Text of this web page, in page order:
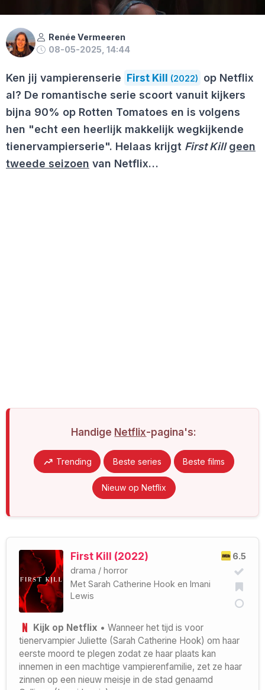
Renée Vermeeren
08-05-2025, 14:44
Ken jij vampierenserie First Kill (2022)
op Netflix
al? De romantische serie scoort vanuit kijkers
bijna 90% op Rotten Tomatoes en is volgens
hen "echt een heerlijk makkelijk wegkijkende
tienervampierserie". Helaas krijgt First Kill geen
tweede seizoen van Netflix…
Handige Netflix-pagina's:
Trending Beste series Beste films
Nieuw op Netflix
6.5
First Kill (2022)
drama / horror
Met Sarah Catherine Hook en Imani
Lewis
Kijk op Netflix • Wanneer het tijd is voor
tienervampier Juliette (Sarah Catherine Hook) om haar
eerste moord te plegen zodat ze haar plaats kan
innemen in een machtige vampierenfamilie, zet ze haar
zinnen op een nieuw meisje in de stad genaamd